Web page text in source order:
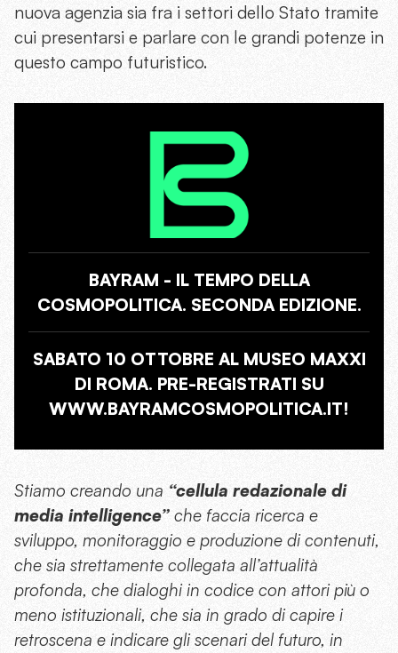
nuova agenzia sia fra i settori dello Stato tramite
cui presentarsi e parlare con le grandi potenze in
questo campo futuristico.
BAYRAM - IL TEMPO DELLA
COSMOPOLITICA. SECONDA EDIZIONE.
SABATO 10 OTTOBRE AL MUSEO MAXXI
DI ROMA. PRE-REGISTRATI SU
WWW.BAYRAMCOSMOPOLITICA.IT!
Stiamo creando una “cellula redazionale di
media intelligence” che faccia ricerca e
sviluppo, monitoraggio e produzione di contenuti,
che sia strettamente collegata all’attualità
profonda, che dialoghi in codice con attori più o
meno istituzionali, che sia in grado di capire i
retroscena e indicare gli scenari del futuro, in